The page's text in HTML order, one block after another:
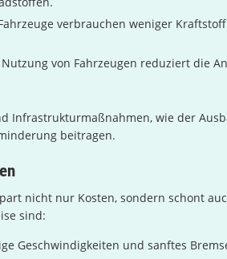
verbrauchen weniger
von Fahrzeugen reduziert die
Infrastrukturmaßnahmen, wie der
beitragen.
nicht nur Kosten, sondern schont
sind:
Geschwindigkeiten und sanftes